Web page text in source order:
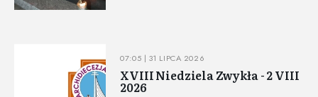
07:05 | 31 LIPCA 2026
XVIII Niedziela Zwykła - 2 VIII
2026